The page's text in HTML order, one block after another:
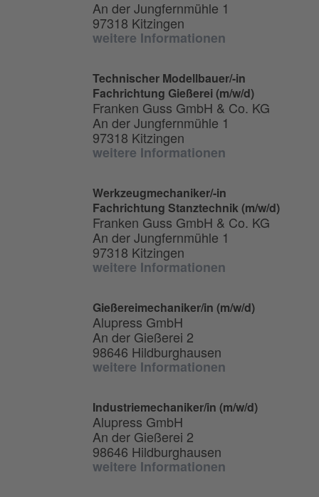
An der Jungfernmühle 1
97318 Kitzingen
weitere Informationen
Technischer Modellbauer/-in
Fachrichtung Gießerei (m/w/d)
Franken Guss GmbH & Co. KG
An der Jungfernmühle 1
97318 Kitzingen
weitere Informationen
Werkzeugmechaniker/-in
Fachrichtung Stanztechnik (m/w/d)
Franken Guss GmbH & Co. KG
An der Jungfernmühle 1
97318 Kitzingen
weitere Informationen
Gießereimechaniker/in (m/w/d)
Alupress GmbH
An der Gießerei 2
98646 Hildburghausen
weitere Informationen
Industriemechaniker/in (m/w/d)
Alupress GmbH
An der Gießerei 2
98646 Hildburghausen
weitere Informationen